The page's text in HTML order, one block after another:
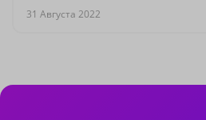
31 Августа 2022